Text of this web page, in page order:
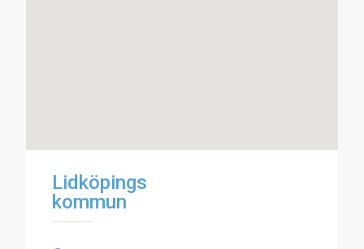
Lidköpings
kommun